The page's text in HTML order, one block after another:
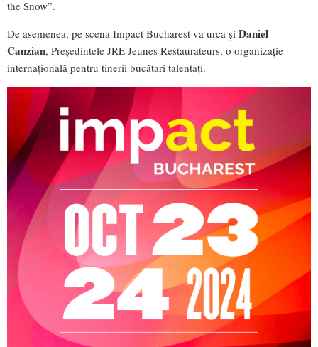
the Snow”.
De asemenea, pe scena Impact Bucharest va urca și Daniel
Canzian, Președintele JRE Jeunes Restaurateurs, o organizație
internațională pentru tinerii bucătari talentați.